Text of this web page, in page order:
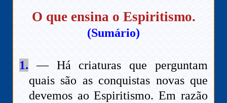
O que ensina o Espiritismo.
(Sumário)
1. — Há criaturas que perguntam
quais são as conquistas novas que
devemos ao Espiritismo. Em razão